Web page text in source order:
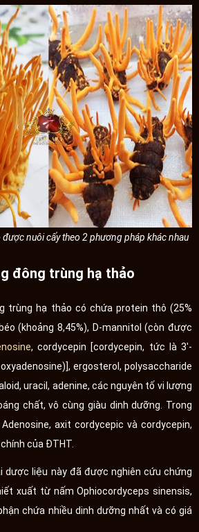
nuôi cấy theo 2 phương pháp khác nhau
đông trùng hạ thảo
trùng hạ thảo có chứa protein thô (25%
(khoảng 8,45%), D-mannitol (còn được
, cordycepin [cordycepin, tức là 3'-
ergosterol, polysaccharide
uracil, adenine, các nguyên tố vi lượng
chất, vô cùng giàu dinh dưỡng. Trong
axit cordycepic và cordycepin,
của ĐTHT.
dược liệu này đã được nghiên cứu chứng
xuất từ nấm Ophiocordyceps sinensis,
chứa nhiều dinh dưỡng nhất và có giá